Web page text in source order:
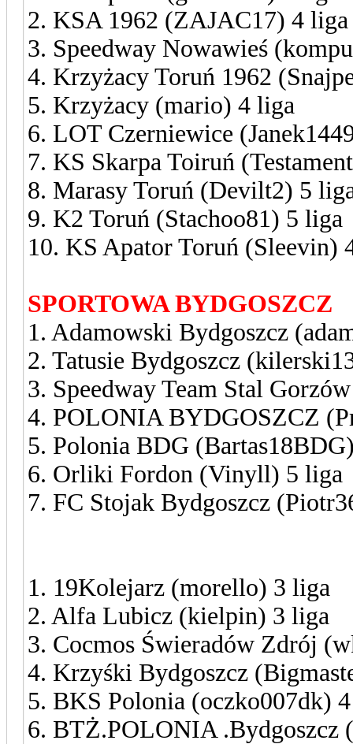
2. KSA 1962 (ZAJAC17) 4 liga
3. Speedway Nowawieś
4. Krzyżacy Toruń 1962
5. Krzyżacy (mario) 4 liga
6. LOT Czerniewice
7. KS Skarpa Toiruń
8. Marasy Toruń (Devilt2) 5
9. K2 Toruń (Stachoo81) 5 liga
10. KS Apator Toruń (Sleevin)
SPORTOWA BYDGOSZCZ
1. Adamowski Bydgoszcz
2. Tatusie Bydgoszcz
3. Speedway Team Stal
4. POLONIA BYDGOSZCZ
5. Polonia BDG
6. Orliki Fordon (Vinyll) 5 liga
7. FC Stojak Bydgoszcz
1. 19Kolejarz (morello) 3 liga
2. Alfa Lubicz (kielpin) 3 liga
3. Cocmos Świeradów Zdrój
4. Krzyśki Bydgoszcz
5. BKS Polonia (oczko007dk)
6. BTŻ.POLONIA .Bydgoszcz